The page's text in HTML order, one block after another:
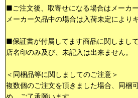
■ご注文後、取寄せになる場合はメーカ
メーカー欠品中の場合は入荷未定により
■保証書が付属してます商品に関しまし
店名印のみ及び、未記入は出来ません。
＜同梱品等に関しましてのご注意＞
複数個のご注文を頂きました場合、同梱
め、ご了承願います。